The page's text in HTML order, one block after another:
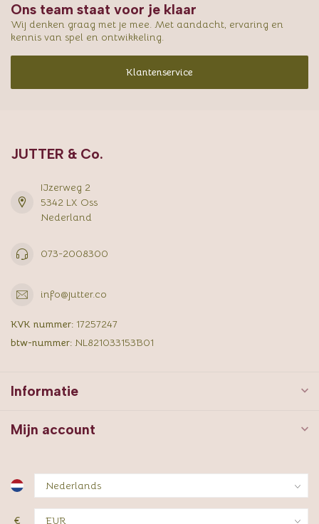
Ons team staat voor je klaar
Wij denken graag met je mee. Met aandacht, ervaring en
kennis van spel en ontwikkeling.
Klantenservice
JUTTER & Co.
IJzerweg 2
5342 LX Oss
Nederland
073-2008300
info@jutter.co
KVK nummer: 17257247
btw-nummer: NL821033153B01
Informatie
Mijn account
€